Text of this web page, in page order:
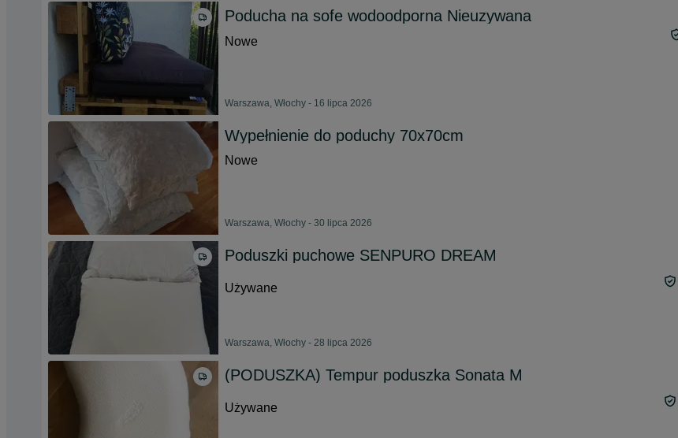
Poducha na sofe wodoodporna Nieuzywana
Nowe
Warszawa, Włochy - 16 lipca 2026
Wypełnienie do poduchy 70x70cm
Nowe
Warszawa, Włochy - 30 lipca 2026
Poduszki puchowe SENPURO DREAM
Używane
Warszawa, Włochy - 28 lipca 2026
(PODUSZKA) Tempur poduszka Sonata M
Używane